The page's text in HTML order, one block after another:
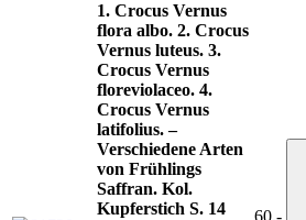
1. Crocus Vernus
flora albo. 2. Crocus
Vernus luteus. 3.
Crocus Vernus
floreviolaceo. 4.
Crocus Vernus
latifolius. –
Verschiedene Arten
von Frühlings
Saffran. Kol.
Kupferstich S. 14